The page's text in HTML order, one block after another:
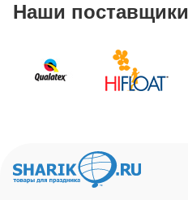
Наши поставщики